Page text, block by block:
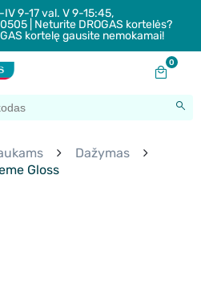
9-17 val. V 9-15:45,
| Neturite DROGAS kortelės?
kortelę gausite nemokamai!
0
Dažymas
Gloss